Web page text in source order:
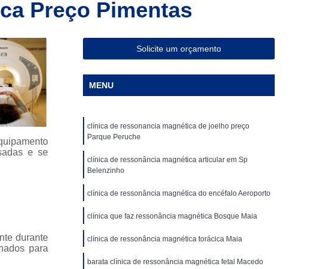
Ressonância Magnética de Abdômen
em Sp
Especialista em Ressonância Magnética
Coluna Lombar
Clínica para Angiotomografia
Clínica para Fazer Tomografia Computadorizada
do Abdome Superior
Clínica para Realizar Tomografia
Tomografia Abdome Total com Contraste
Clínica para Tomografia de Articulações
Coluna
Clínica Particular para Fazer Tomografia
Clínica de Exames de Imagem
Clínica para Exame de Tomografia do Tórax
Exames de Tomografia Abdominal
Preço Pimentas
e se
durante
para
Solicite um orçamento
MENU
clínica de ressonancia magnética de joelho preço
Parque Peruche
clínica de ressonância magnética articular em Sp
Belenzinho
clínica de ressonância magnética do encéfalo Aeroporto
clínica que faz ressonância magnética Bosque Maia
clínica de ressonância magnética torácica Maia
barata clínica de ressonância magnética fetal Macedo